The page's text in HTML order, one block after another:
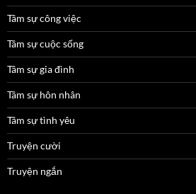
Tâm sự công việc
Tâm sự cuộc sống
Tâm sự gia đình
Tâm sự hôn nhân
Tâm sự tình yêu
Truyện cười
Truyện ngắn